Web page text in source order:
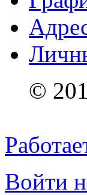
©
Войти